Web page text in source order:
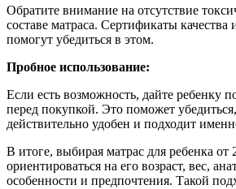
Обратите внимание на отсутствие
составе матраса. Сертификаты качества
помогут убедиться в этом.
Пробное использование:
Если есть возможность, дайте ребенку
перед покупкой. Это поможет
действительно удобен и подходит
В итоге, выбирая матрас для ребенка от
ориентироваться на его возраст, вес,
особенности и предпочтения. Такой